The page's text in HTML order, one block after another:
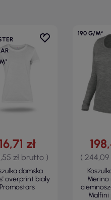
16,71 zł
zł brutto )
damska
overprint biały
Promostars
190 G/M²
(
Merino
Malfini